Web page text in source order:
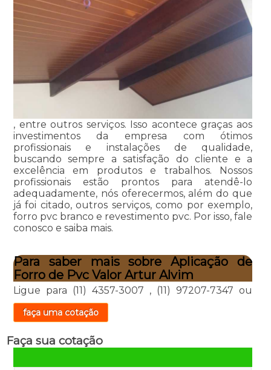
, entre outros serviços. Isso acontece graças aos
investimentos da empresa com ótimos
profissionais e instalações de qualidade,
buscando sempre a satisfação do cliente e a
excelência em produtos e trabalhos. Nossos
profissionais estão prontos para atendê-lo
adequadamente, nós oferecermos, além do que
já foi citado, outros serviços, como por exemplo,
forro pvc branco e revestimento pvc. Por isso, fale
conosco e saiba mais.
Para saber mais sobre Aplicação de
Forro de Pvc Valor Artur Alvim
Ligue para (11) 4357-3007 , (11) 97207-7347 ou
faça uma cotação
Faça sua cotação